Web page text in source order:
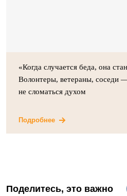
«Когда случается беда, она
Волонтеры, ветераны, соседи
не сломаться духом
Подробнее
Поделитесь, это важно